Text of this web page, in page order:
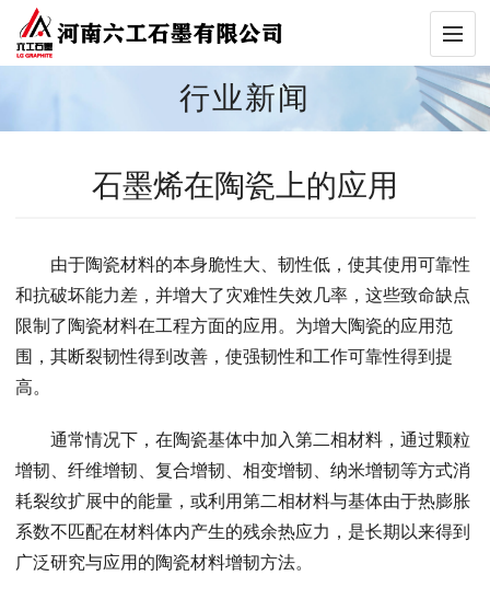
行业新闻
石墨烯在陶瓷上的应用
由于陶瓷材料的本身脆性大、韧性低，使其使用可靠性
和抗破坏能力差，并增大了灾难性失效几率，这些致命缺点
限制了陶瓷材料在工程方面的应用。为增大陶瓷的应用范
围，其断裂韧性得到改善，使强韧性和工作可靠性得到提
高。
通常情况下，在陶瓷基体中加入第二相材料，通过颗粒
增韧、纤维增韧、复合增韧、相变增韧、纳米增韧等方式消
耗裂纹扩展中的能量，或利用第二相材料与基体由于热膨胀
系数不匹配在材料体内产生的残余热应力，是长期以来得到
广泛研究与应用的陶瓷材料增韧方法。